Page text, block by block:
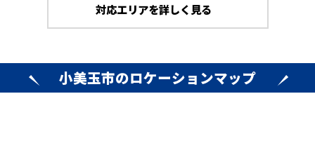
対応エリアを詳しく見る
小美玉市のロケーションマップ